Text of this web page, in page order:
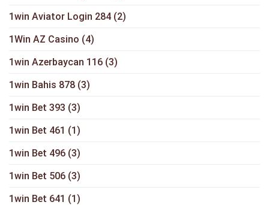
1win Aviator Login 284 (2)
1Win AZ Casino (4)
1win Azerbaycan 116 (3)
1win Bahis 878 (3)
1win Bet 393 (3)
1win Bet 461 (1)
1win Bet 496 (3)
1win Bet 506 (3)
1win Bet 641 (1)